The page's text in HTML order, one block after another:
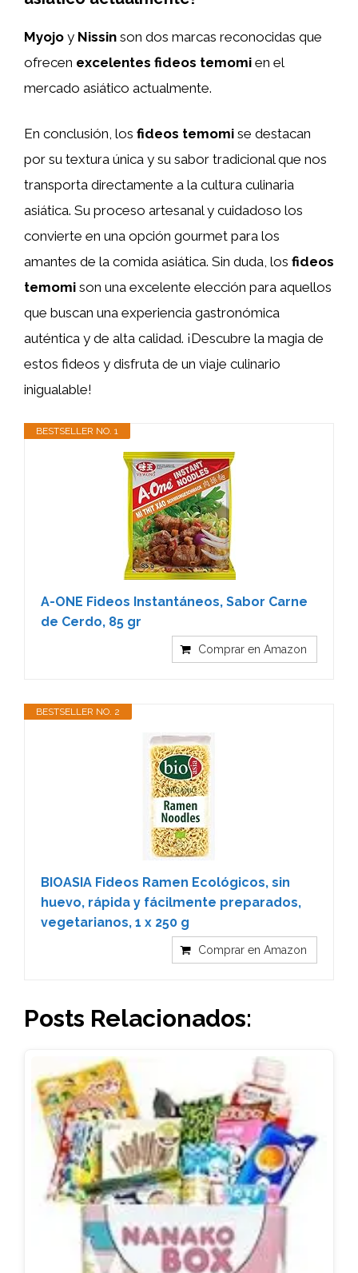
Myojo y Nissin son dos marcas reconocidas que
ofrecen excelentes fideos temomi en el
mercado asiático actualmente.
En conclusión, los fideos temomi se destacan
por su textura única y su sabor tradicional que nos
transporta directamente a la cultura culinaria
asiática. Su proceso artesanal y cuidadoso los
convierte en una opción gourmet para los
amantes de la comida asiática. Sin duda, los fideos
temomi son una excelente elección para aquellos
que buscan una experiencia gastronómica
auténtica y de alta calidad. ¡Descubre la magia de
estos fideos y disfruta de un viaje culinario
inigualable!
BESTSELLER NO. 1
A-ONE Fideos Instantáneos, Sabor Carne
de Cerdo, 85 gr
Comprar en Amazon
BESTSELLER NO. 2
BIOASIA Fideos Ramen Ecológicos, sin
huevo, rápida y fácilmente preparados,
vegetarianos, 1 x 250 g
Comprar en Amazon
Posts Relacionados: